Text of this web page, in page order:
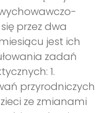
przez dwa
jest ich
zadań
1.
przyrodniczych
ze zmianami